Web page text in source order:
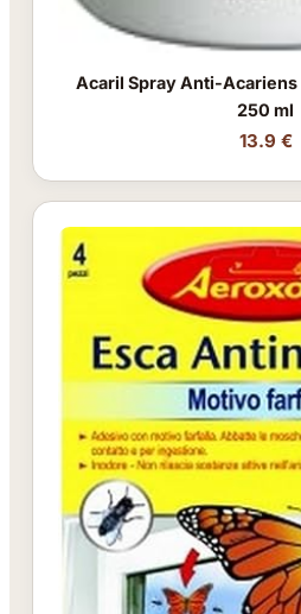
Acaril Spray Anti-
250 ml
13.9 €